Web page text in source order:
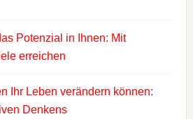
Potenzial in Ihnen: Mit
erreichen
Ihr Leben verändern können:
Denkens